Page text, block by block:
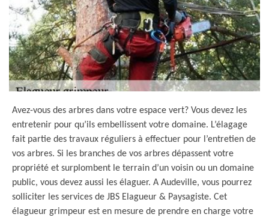
Avez-vous des arbres dans votre espace vert? Vous devez les
entretenir pour qu’ils embellissent votre domaine. L’élagage
fait partie des travaux réguliers à effectuer pour l’entretien de
vos arbres. Si les branches de vos arbres dépassent votre
propriété et surplombent le terrain d’un voisin ou un domaine
public, vous devez aussi les élaguer. A Audeville, vous pourrez
solliciter les services de JBS Elagueur & Paysagiste. Cet
élagueur grimpeur est en mesure de prendre en charge votre